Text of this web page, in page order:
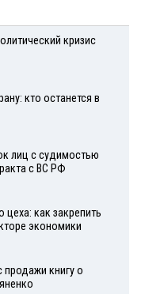
кризис
кто останется в
лиц с судимостью
с ВС РФ
как закрепить
экономики
продажи книгу о